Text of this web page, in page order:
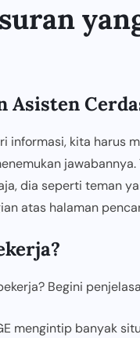
Asisten
informasi, kita harus
dia seperti teman
atas halaman
Begini
mengintip banyak